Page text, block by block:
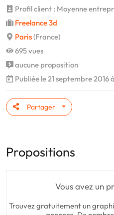
Profil client : Moyenne
Freelance 3d
Paris(France)
695 vues
aucune proposition
Publiée le 21 septembre 2016
Partager
Propositions
Vous avez un
Trouvez gratuitement un